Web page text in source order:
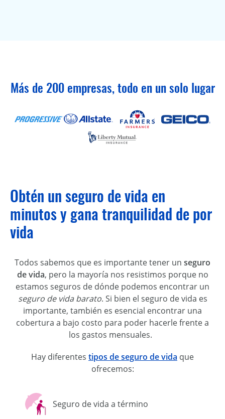
Más de 200 empresas, todo en un solo lugar
Obtén un seguro de vida en
minutos y gana tranquilidad de por
vida
Todos sabemos que es importante tener un seguro
de vida, pero la mayoría nos resistimos porque no
estamos seguros de dónde podemos encontrar un
seguro de vida barato. Si bien el seguro de vida es
importante, también es esencial encontrar una
cobertura a bajo costo para poder hacerlefrente a
los gastos mensuales.
Hay diferentes tipos de seguro de vida que
ofrecemos:
Seguro de vida a término